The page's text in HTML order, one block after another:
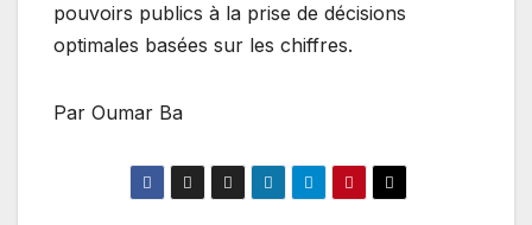
pouvoirs publics à la prise de décisions
optimales basées sur les chiffres.
Par Oumar Ba